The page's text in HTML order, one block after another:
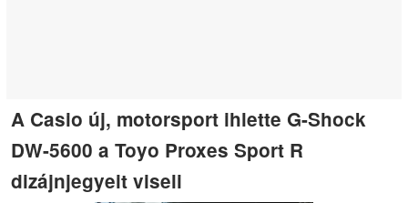
A Casio új, motorsport ihlette G-Shock
DW-5600 a Toyo Proxes Sport R
dizájnjegyeit viseli